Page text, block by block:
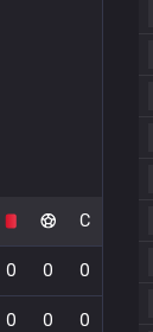
С
0 0 0
0 0 0